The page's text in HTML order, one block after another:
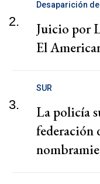
2.
Desaparición
Juicio por
El
3.
SUR
La policía
federación